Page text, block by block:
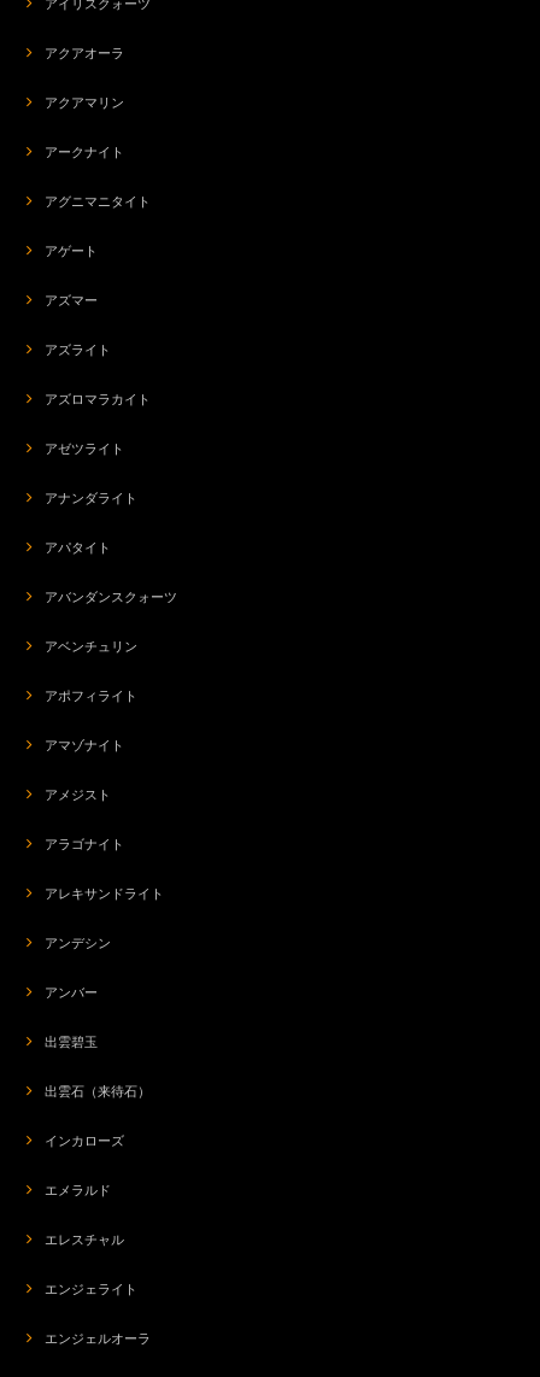
アイリスクォーツ
アクアオーラ
アクアマリン
アークナイト
アグニマニタイト
アゲート
アズマー
アズライト
アズロマラカイト
アゼツライト
アナンダライト
アパタイト
アバンダンスクォーツ
アベンチュリン
アポフィライト
アマゾナイト
アメジスト
アラゴナイト
アレキサンドライト
アンデシン
アンバー
出雲碧玉
出雲石（来待石）
インカローズ
エメラルド
エレスチャル
エンジェライト
エンジェルオーラ